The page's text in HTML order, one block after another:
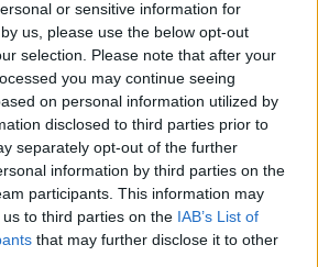
or sensitive information for
us, please use the below opt-out
selection. Please note that after your
you may continue seeing
on personal information utilized by
disclosed to third parties prior to
separately opt-out of the further
information by third parties on the
participants. This information may
to third parties on the IAB’s List of
that may further disclose it to other
üzenetek és
a medjugorjei Mária-
térfigyelő rögzítette a